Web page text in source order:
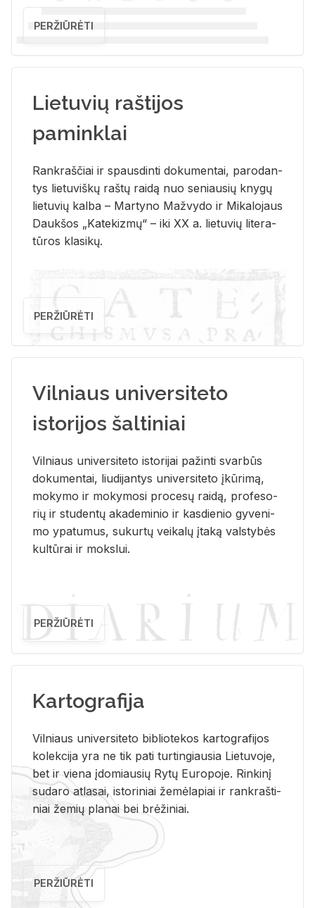
PERŽIŪRĖTI
Lietuvių raštijos
paminklai
Rank­raš­čiai ir spaus­din­ti do­ku­men­tai, pa­ro­dan­
tys lie­tu­viš­kų raš­tų rai­dą nuo se­niau­sių kny­gų
lie­tu­vių kal­ba – Mar­ty­no Ma­žvy­do ir Mi­ka­lo­jaus
Dauk­šos „Ka­te­kiz­mų“ – iki XX a. lie­tu­vių li­te­ra­
tū­ros kla­si­kų.
PERŽIŪRĖTI
Vilniaus universiteto
istorijos šaltiniai
Vil­niaus uni­ver­si­te­to is­to­ri­jai pa­žin­ti svar­būs
do­ku­men­tai, liu­di­jan­tys uni­ver­si­te­to įkū­ri­mą,
mo­ky­mo ir mo­ky­mo­si pro­ce­sų rai­dą, pro­fe­so­
rių ir stu­den­tų aka­de­mi­nio ir kas­die­nio gy­ve­ni­
mo ypa­tu­mus, su­kur­tų vei­ka­lų įta­ką vals­ty­bės
kul­tū­rai ir moks­lui.
PERŽIŪRĖTI
Kartografija
Vil­niaus uni­ver­si­te­to bi­b­lio­te­kos kar­to­gra­fi­jos
ko­lek­ci­ja yra ne tik pati tur­tin­giau­sia Lie­tu­vo­je,
bet ir vie­na įdo­miau­sių Rytų Eu­ro­po­je. Rin­ki­nį
su­da­ro at­la­sai, is­to­ri­niai že­mė­la­piai ir rank­raš­ti­
niai že­mių pla­nai bei brė­ži­niai.
PERŽIŪRĖTI